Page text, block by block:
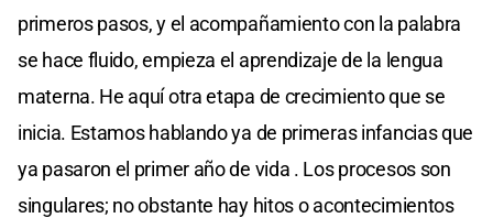
primeros pasos, y el acompañamiento con la palabra
se hace fluido, empieza el aprendizaje de la lengua
materna. He aquí otra etapa de crecimiento que se
inicia. Estamos hablando ya de primeras infancias que
ya pasaron el primer año de vida . Los procesos son
singulares; no obstante hay hitos o acontecimientos